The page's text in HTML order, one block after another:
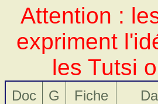
Attention :
expriment
les Tutsi
Doc G Fiche